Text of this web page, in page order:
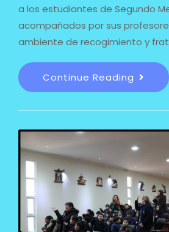
a los estudiantes de Segundo
acompañados por sus
ambiente de recogimiento y
Continue Reading